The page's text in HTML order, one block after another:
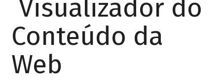
Visualizador do
Conteúdo da
Web